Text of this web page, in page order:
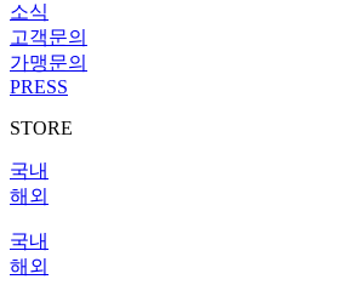
소식
고객문의
가맹문의
PRESS
STORE
국내
해외
국내
해외